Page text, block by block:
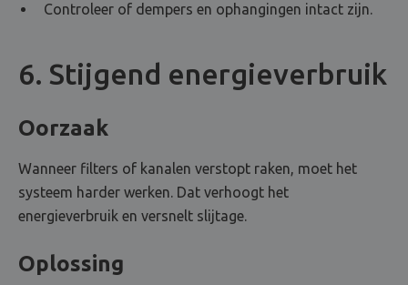
Controleer of dempers en ophangingen intact zijn.
6. Stijgend energieverbruik
Oorzaak
Wanneer filters of kanalen verstopt raken, moet het
systeem harder werken. Dat verhoogt het
energieverbruik en versnelt slijtage.
Oplossing